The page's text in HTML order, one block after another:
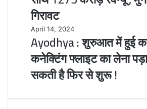
की
अपील
आग
की
चपेट
में,
आसमान
में
फैला
Paints
के
Q4
का
रिजल्ट
जारी,
1.3%
के
1275
गिरावट
Ayodhya
शुरुआत
में
हुई
कई
April 14, 2024
Ayodhya : शुरुआत में हुई
कनेक्टिंग फ्लाइट का लेना पड़ा
सकती है फिर से शुरू !